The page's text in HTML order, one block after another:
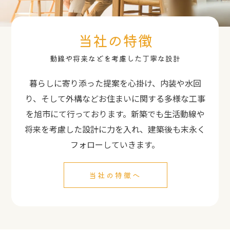
当社の特徴
動線や将来などを考慮した丁寧な設計
暮らしに寄り添った提案を心掛け、内装や水回
り、そして外構などお住まいに関する多様な工事
を旭市にて行っております。新築でも生活動線や
将来を考慮した設計に力を入れ、建築後も末永く
フォローしていきます。
当社の特徴へ